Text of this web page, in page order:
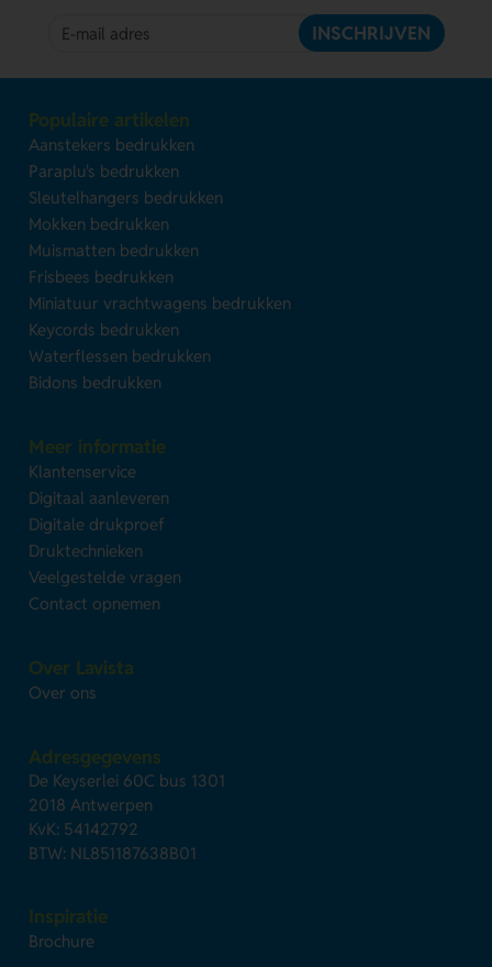
INSCHRIJVEN
Populaire artikelen
Aanstekers bedrukken
Paraplu's bedrukken
Sleutelhangers bedrukken
Mokken bedrukken
Muismatten bedrukken
Frisbees bedrukken
Miniatuur vrachtwagens bedrukken
Keycords bedrukken
Waterflessen bedrukken
Bidons bedrukken
Meer informatie
Klantenservice
Digitaal aanleveren
Digitale drukproef
Druktechnieken
Veelgestelde vragen
Contact opnemen
Over Lavista
Over ons
Adresgegevens
De Keyserlei 60C bus 1301
2018 Antwerpen
KvK: 54142792
BTW: NL851187638B01
Inspiratie
Brochure